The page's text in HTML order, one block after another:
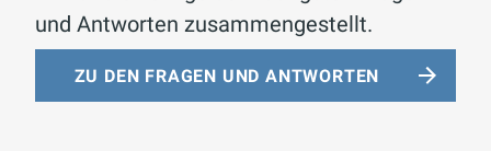
und Antworten zusammengestellt.
ZU DEN FRAGEN UND ANTWORTEN